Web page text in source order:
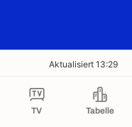
TV Tabelle
Aktualisiert 13:29